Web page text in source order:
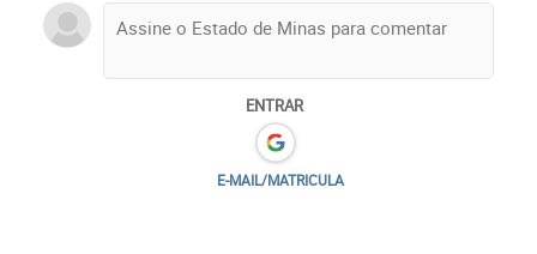
ENTRAR
E-MAIL/MATRICULA